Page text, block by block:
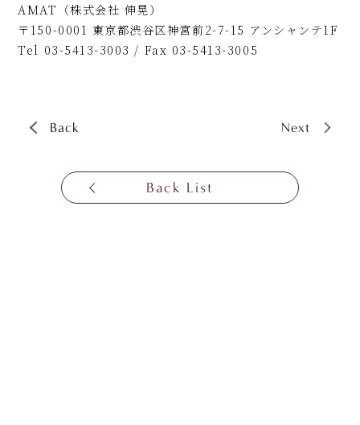
AMAT（株式会社 伸晃）
〒150-0001 東京都渋谷区神宮前2-7-15 アンシャンテ1F
Tel 03-5413-3003 / Fax 03-5413-3005
Back Next
Back List